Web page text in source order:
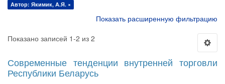
Автор: Якимик, А.Я. ×
Показать расширенную фильтрацию
Показано записей 1-2 из 2
Современные тенденции внутренней торговли
Республики Беларусь